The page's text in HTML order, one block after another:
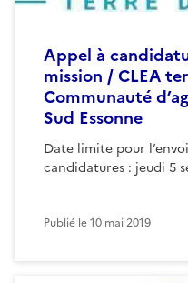
Appel à
mission / CLEA
Communauté
Sud Essonne
Date limite pour
candidatures : jeudi 5
Publié le10 mai 2019